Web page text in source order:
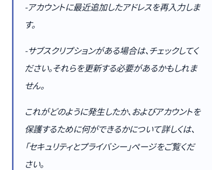
-アカウントに最近追加したアドレスを再入力しま
す。
-サブスクリプションがある場合は、チェックしてく
ださい。それらを更新する必要があるかもしれま
せん。
これがどのように発生したか、およびアカウントを
保護するために何ができるかについて詳しくは、
「セキュリティとプライバシー」ページをご覧くだ
さい。